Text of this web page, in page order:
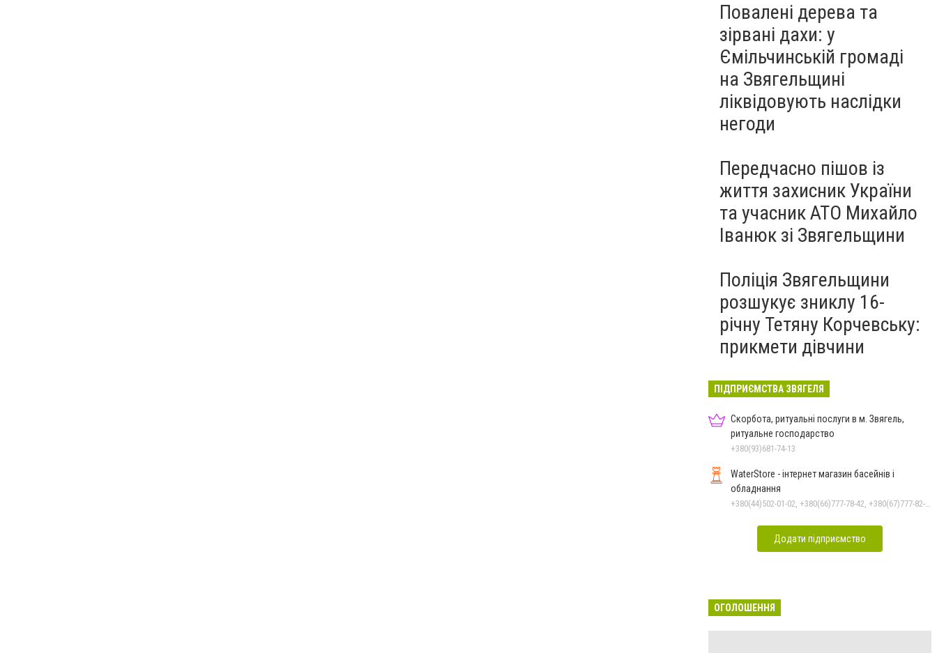
Повалені дерева та
зірвані дахи: у
Ємільчинській громаді
на Звягельщині
ліквідовують наслідки
негоди
Передчасно пішов із
життя захисник України
та учасник АТО Михайло
Іванюк зі Звягельщини
Поліція Звягельщини
розшукує зниклу 16-
річну Тетяну Корчевську:
прикмети дівчини
ПІДПРИЄМСТВА ЗВЯГЕЛЯ
Скорбота, ритуальні послуги в м. Звягель,
ритуальне господарство
+380(93)681-74-13
WaterStore - інтернет магазин басейнів і
обладнання
+380(44)502-01-02, +380(66)777-78-42, +380(67)777-82-19, +380(67)890-80-80, +380(73)890-80-80, +380(44)502-01-03
Додати підприємство
ОГОЛОШЕННЯ